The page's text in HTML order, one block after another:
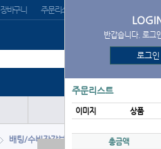
장바구니 주문리스트
배팅/수비장갑보온장갑 MIZUNO
반갑습니다. 로그
로그인
주문리스트
이미지 상품
총금액